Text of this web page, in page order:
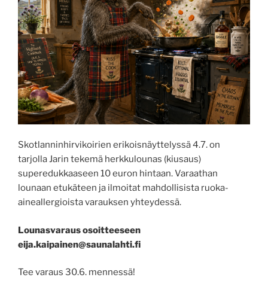
Skotlanninhirvikoirien erikoisnäyttelyssä 4.7. on
tarjolla Jarin tekemä herkkulounas (kiusaus)
superedukkaaseen 10 euron hintaan. Varaathan
lounaan etukäteen ja ilmoitat mahdollisista ruoka-
aineallergioista varauksen yhteydessä.
Lounasvaraus osoitteeseen
eija.kaipainen@saunalahti.fi
Tee varaus 30.6. mennessä!